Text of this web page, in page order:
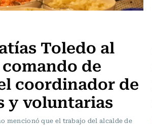
Toledo al
de
coordinador de
y voluntarias
mencionó que el trabajo del alcalde de